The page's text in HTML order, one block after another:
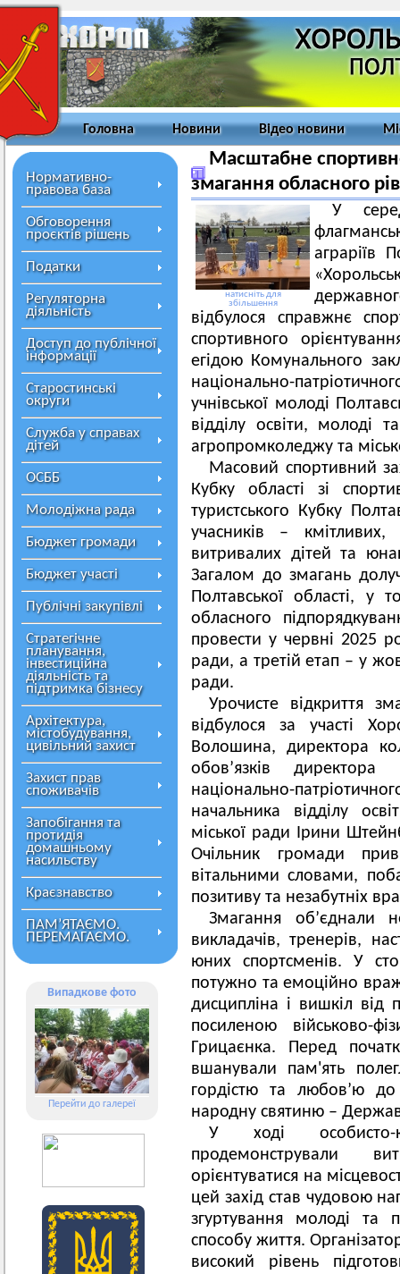
Головна Новини Відео новини
Нормативно-
правова база
Обговорення
проєктів рішень
Податки
Регуляторна
діяльність
Доступ до публічної
інформації
Старостинські
округи
Служба у справах
дітей
ОСББ
Молодіжна рада
Бюджет громади
Бюджет участі
Публічні закупівлі
Стратегічне
планування,
інвестиційна
діяльність та
підтримка бізнесу
Архітектура,
містобудування,
цивільний захист
Захист прав
споживачів
Запобігання та
протидія
домашньому
насильству
Краєзнавство
ПАМ’ЯТАЄМО.
ПЕРЕМАГАЄМО.
Випадкове фото
Перейти до галереї
Масштабне
змагання обласного
натисніть для
збільшення
У
аграріїв
відбулося справжнє
спортивного
егідою Комунального
національно-
учнівської молоді
відділу освіти, молоді
агропромколеджу та
Масовий спортивний
Кубку області зі
туристського Кубку
учасників –
витривалих дітей та
Загалом до змагань
Полтавської області, у
обласного
провести у червні 2025
ради, а третій етап – у
ради.
Урочисте відкриття
відбулося за участі
Волошина, директора
обов’язків директора
національно-
начальника відділу
міської ради Ірини
Очільник громади
вітальними словами,
позитиву та незабутніх
Змагання об’єднали
викладачів, тренерів,
юних спортсменів. У
потужно та емоційно
дисципліна і вишкіл від
посиленою військово-
Грицаєнка. Перед
вшанували пам'ять
гордістю та любов’ю до
народну святиню –
У ході особисто-
продемонстрували
орієнтуватися на
цей захід став чудовою
згуртування молоді та
способу життя.
високий рівень